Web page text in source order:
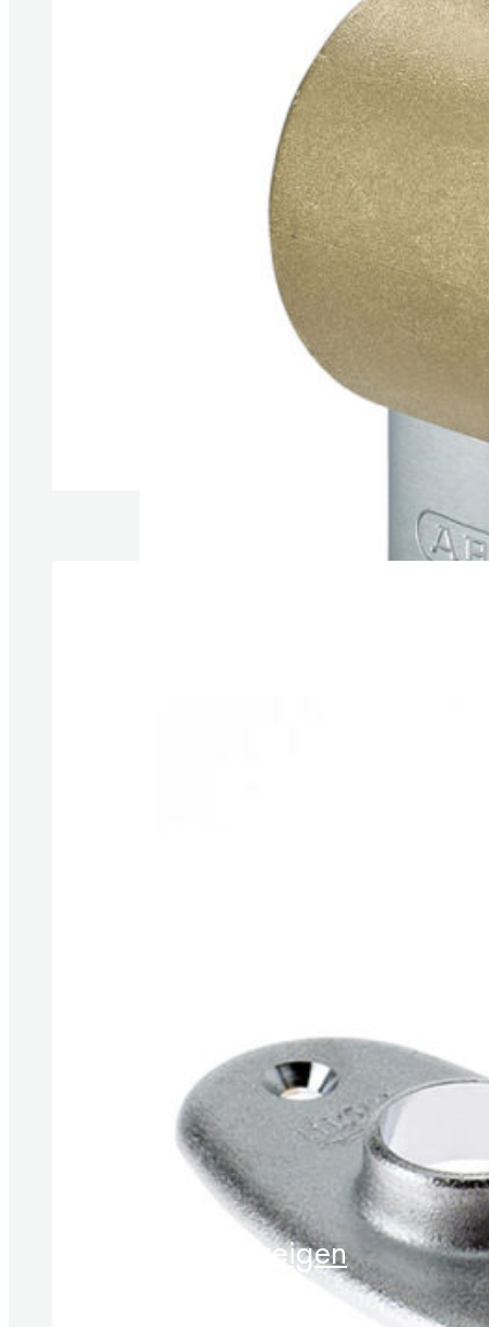
Produkte anzeigen
Produkte anzeigen